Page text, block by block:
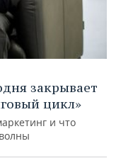
закрывает
цикл»
и что